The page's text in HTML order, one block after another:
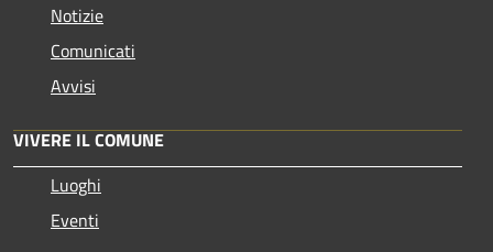
Notizie
Comunicati
Avvisi
VIVERE IL COMUNE
Luoghi
Eventi